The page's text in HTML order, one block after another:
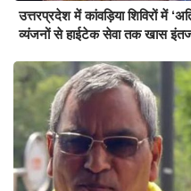
उत्तरप्रदेश में कांवड़िया शिविरों में
व्यंजनों से हाईटेक सेवा तक खास